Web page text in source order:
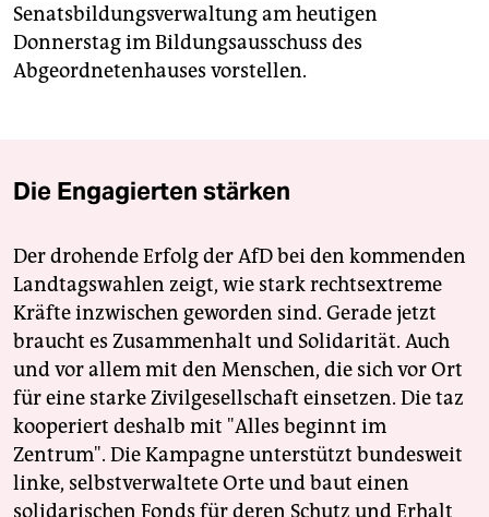
Senatsbildungsverwaltung am heutigen
Donnerstag im Bildungsausschuss des
Abgeordnetenhauses vorstellen.
Die Engagierten stärken
Der drohende Erfolg der AfD bei den kommenden
Landtagswahlen zeigt, wie stark rechtsextreme
Kräfte inzwischen geworden sind. Gerade jetzt
braucht es Zusammenhalt und Solidarität. Auch
und vor allem mit den Menschen, die sich vor Ort
für eine starke Zivilgesellschaft einsetzen. Die taz
kooperiert deshalb mit "Alles beginnt im
Zentrum". Die Kampagne unterstützt bundesweit
linke, selbstverwaltete Orte und baut einen
solidarischen Fonds für deren Schutz und Erhalt